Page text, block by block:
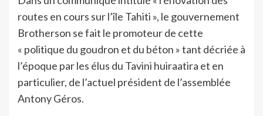
routes en cours sur l’île Tahiti », le gouvernement
Brotherson se fait le promoteur de cette
« politique du goudron et du béton » tant décriée à
l’époque par les élus du Tavini huiraatira et en
particulier, de l’actuel président de l’assemblée
Antony Géros.